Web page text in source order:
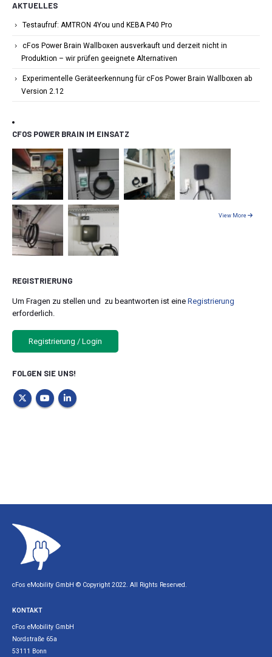
AKTUELLES
Testaufruf: AMTRON 4You und KEBA P40 Pro
cFos Power Brain Wallboxen ausverkauft und derzeit nicht in
Produktion – wir prüfen geeignete Alternativen
Experimentelle Geräteerkennung für cFos Power Brain Wallboxen ab
Version 2.12
CFOS POWER BRAIN IM EINSATZ
View More
REGISTRIERUNG
Um Fragen zu stellen und zu beantworten ist eine Registrierung
erforderlich.
Registrierung / Login
FOLGEN SIE UNS!
cFos eMobility GmbH © Copyright 2022. All Rights Reserved.
KONTAKT
cFos eMobility GmbH
Nordstraße 65a
53111 Bonn